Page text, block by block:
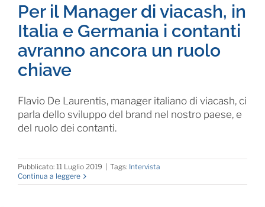
Per il Manager di viacash, in
Italia e Germania i contanti
avranno ancora un ruolo
chiave
Flavio De Laurentis, manager italiano di viacash, ci
parla dello sviluppo del brand nel nostro paese, e
del ruolo dei contanti.
Pubblicato: 11 Luglio 2019 Tags: Intervista
Continua a leggere